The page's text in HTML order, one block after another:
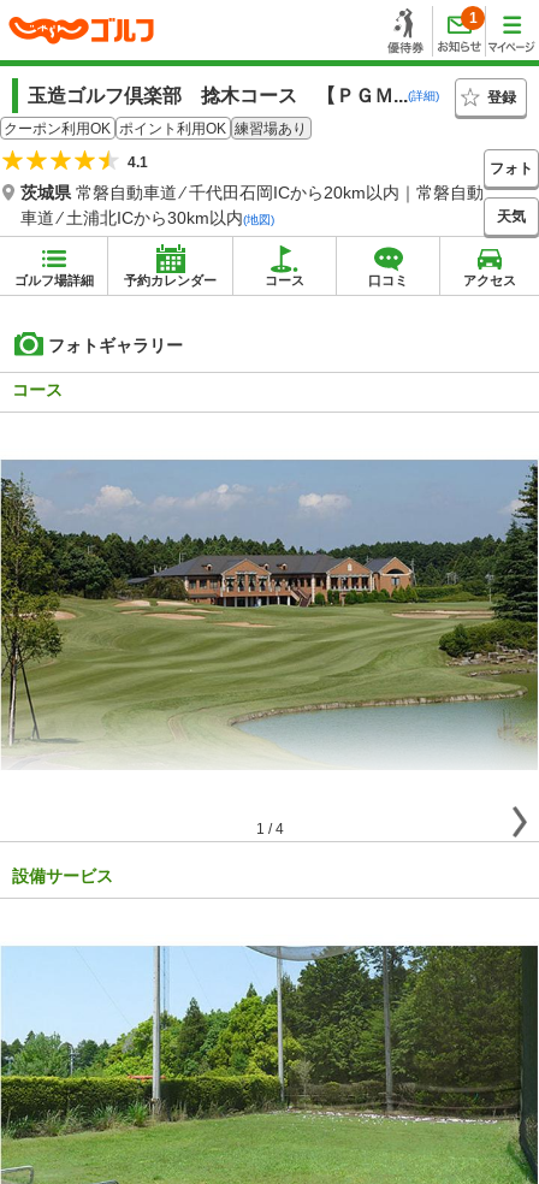
1
玉造ゴルフ倶楽部 捻木コース 【ＰＧＭ...(詳細)
登録
クーポン利用OK ポイント利用OK 練習場あり
4.1
茨城県 常磐自動車道 ⁄ 千代田石岡ICから20km以内｜常磐自動
車道 ⁄ 土浦北ICから30km以内(地図)
フォト
天気
ゴルフ場詳細 予約カレンダー コース 口コミ アクセス
フォトギャラリー
コース
1 /4
設備サービス